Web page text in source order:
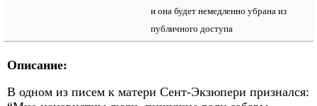
и она будет немедленно убрана из
публичного доступа
Описание:
В одном из писем к матери Сент-Экзюпери признался: